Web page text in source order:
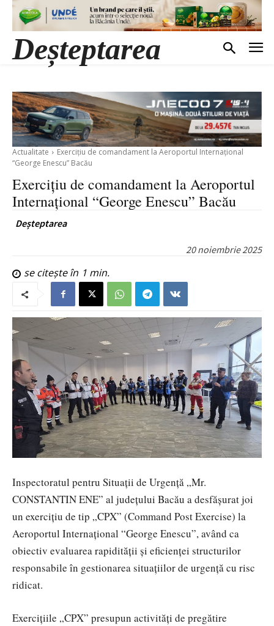
Deșteptarea
Actualitate
Exercițiu de comandament la Aeroportul Internaţional
“George Enescu” Bacău
Exercițiu de comandament la Aeroportul
Internaţional “George Enescu” Bacău
Deșteptarea
20 noiembrie 2025
se citește în 1 min.
Inspectoratul pentru Situații de Urgență „Mr.
CONSTANTIN ENE” al județului Bacău a desfășurat joi
un exercițiu de tip „CPX” (Command Post Exercise) la
Aeroportul Internaţional “George Enescu”, având ca
obiectiv evaluarea rapidității și eficienței structurilor
responsabile în gestionarea situațiilor de urgență cu risc
ridicat.
Exercițiile „CPX” presupun activități de pregătire